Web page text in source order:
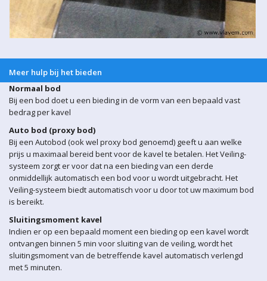
Meer hulp bij het bieden
Normaal bod
Bij een bod doet u een bieding in de vorm van een bepaald vast
bedrag per kavel
Auto bod (proxy bod)
Bij een Autobod (ook wel proxy bod genoemd) geeft u aan welke
prijs u maximaal bereid bent voor de kavel te betalen. Het Veiling-
systeem zorgt er voor dat na een bieding van een derde
onmiddellijk automatisch een bod voor u wordt uitgebracht. Het
Veiling-systeem biedt automatisch voor u door tot uw maximum bod
is bereikt.
Sluitingsmoment kavel
Indien er op een bepaald moment een bieding op een kavel wordt
ontvangen binnen 5 min voor sluiting van de veiling, wordt het
sluitingsmoment van de betreffende kavel automatisch verlengd
met 5 minuten.